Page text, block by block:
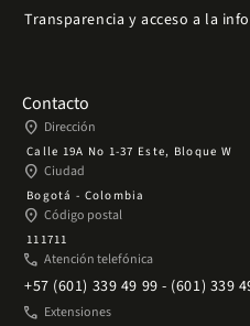
Transparencia y acceso a la
Contacto
place Dirección
Calle 19A No 1-37 Este, Bloque W
place Ciudad
Bogotá - Colombia
place Código postal
111711
phone Atención telefónica
+57 (601) 339 49 99 - (601) 339
phone Extensiones